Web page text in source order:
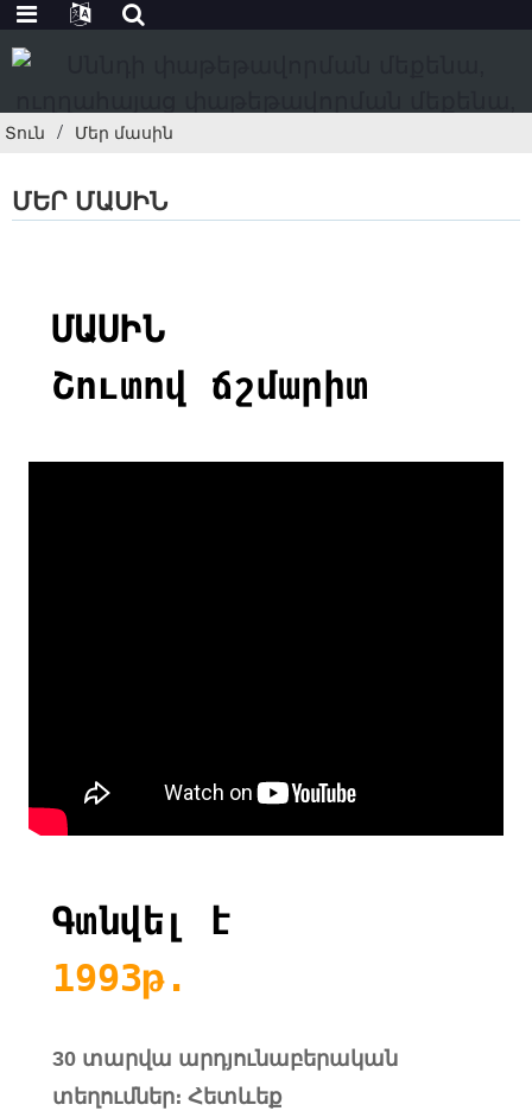
Տուն Մեր մասին
ՄԵՐ ՄԱՍԻՆ
ՄԱՍԻՆ
Շուտով ճշմարիտ
Գտնվել է
1993թ.
30 տարվա արդյունաբերական
տեղումներ։ Հետևեք